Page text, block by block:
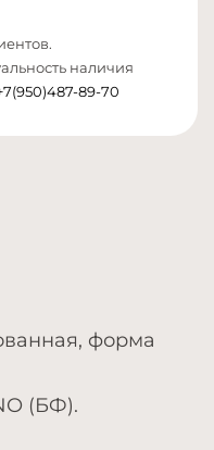
наличия
89-70
форма
(БФ).